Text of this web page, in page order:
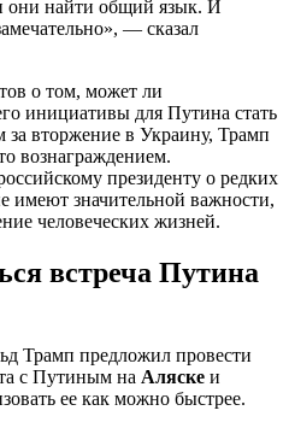
они найти общий язык. И
— сказал
о том, может ли
инициативы для Путина стать
за вторжение в Украину, Трамп
вознаграждением.
президенту о редких
имеют значительной важности,
человеческих жизней.
встреча Путина
Трамп предложил провести
с Путиным на Аляске и
ее как можно быстрее.